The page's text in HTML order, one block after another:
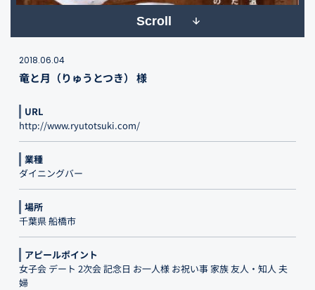
Scroll
2018.06.04
竜と月（りゅうとつき） 様
URL
http://www.ryutotsuki.com/
業種
ダイニングバー
場所
千葉県 船橋市
アピールポイント
女子会 デート 2次会 記念日 お一人様 お祝い事 家族 友人・知人 夫
婦